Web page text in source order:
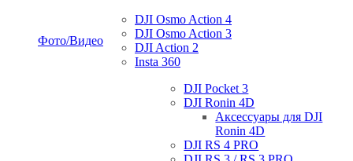
Фото/Видео
DJI Osmo Action 4
DJI Osmo Action 3
DJI Action 2
Insta 360
DJI Pocket 3
DJI Ronin 4D
Аксессуары для DJI
Ronin 4D
DJI RS 4 PRO